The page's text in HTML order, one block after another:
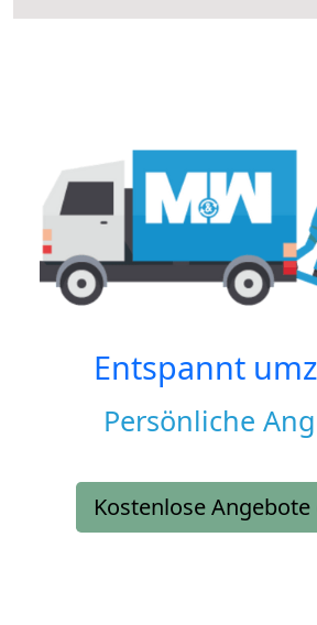
Entspannt
Persönliche
Kostenlose